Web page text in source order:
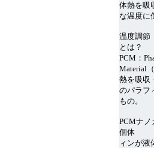
体熱を吸
な温度に
温度調節
とは？
PCM：
Material
熱を吸収
のパラフ
もの。
PCMナノ
個体 【
ィンが液